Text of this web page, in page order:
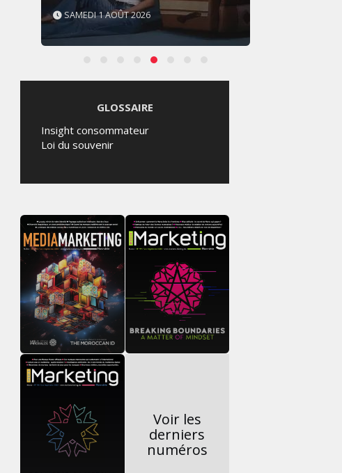
SAMEDI 1 AOÛT 2026
GLOSSAIRE
Insight consommateur
Loi du souvenir
Voir les
derniers
numéros